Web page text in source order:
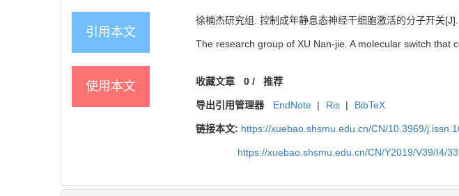
引用本文
徐楠杰研究组. 控制成年静息态神经干细胞激活的分子开关
The research group of XU Nan-jie. A molecular switch
使用本文 收藏文章 0/ 推荐
导出引用管理器 EndNote | Ris | BibTeX
链接本文: https://xuebao.shsmu.edu.cn/CN/10.3969/
https://xuebao.shsmu.edu.cn/CN/Y2019/V39/I4/